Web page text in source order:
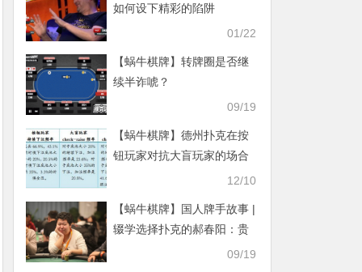
如何设下精彩的陷阱
01/22
【蜗牛棋牌】转牌圈是否继
续半诈唬？
09/19
【蜗牛棋牌】德州扑克在按
钮玩家对抗大盲玩家的场合
12/10
【蜗牛棋牌】国人牌手故事 |
辍学选择扑克的郝春阳：贵
人相助，我欲乘风破浪！09/19